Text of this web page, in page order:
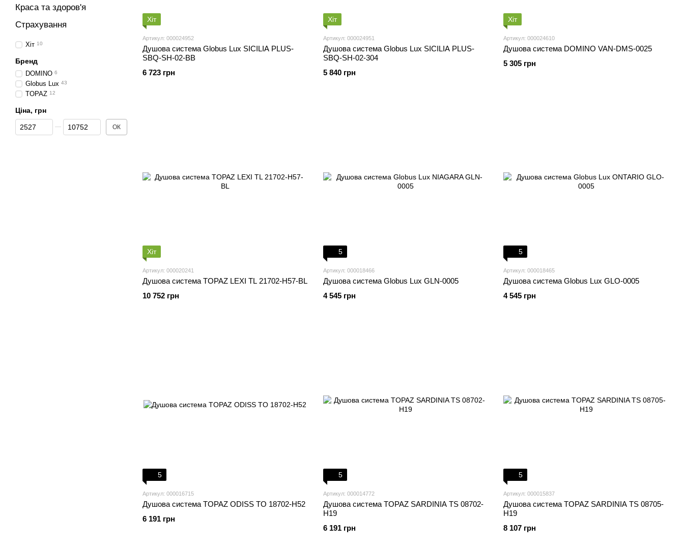
Хіт
Артикул: 000024952
Душова система Globus Lux SICILIA PLUS-
SBQ-SH-02-BB
6 723 грн
Хіт
Артикул: 000024951
Душова система Globus Lux SICILIA PLUS-
SBQ-SH-02-304
5 840 грн
Хіт
Артикул: 000024610
Душова система DOMINO VAN-DMS-0025
5 305 грн
Хіт
Артикул: 000020241
Душова система TOPAZ LEXI TL 21702-H57-BL
10 752 грн
5
Артикул: 000018466
Душова система Globus Lux GLN-0005
4 545 грн
5
Артикул: 000018465
Душова система Globus Lux GLO-0005
4 545 грн
5
Артикул: 000016715
Душова система TOPAZ ODISS TO 18702-H52
6 191 грн
5
Артикул: 000014772
Душова система TOPAZ SARDINIA TS 08702-
H19
6 191 грн
5
Артикул: 000015837
Душова система TOPAZ SARDINIA TS 08705-
H19
8 107 грн
Краса та здоров'я
Страхування
Хіт 10
Бренд
DOMINO 6
Globus Lux 43
TOPAZ 12
Ціна, грн
Від Ціна, грн
До Ціна, грн ОК